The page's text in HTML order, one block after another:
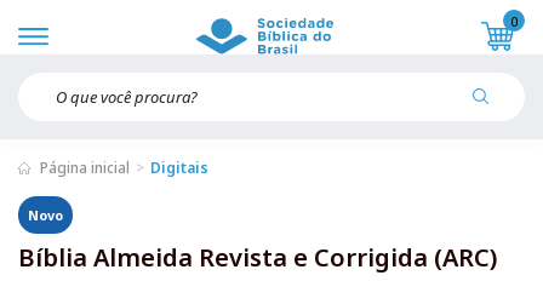
0
Página inicial Digitais
Novo
Bíblia Almeida Revista e Corrigida (ARC)